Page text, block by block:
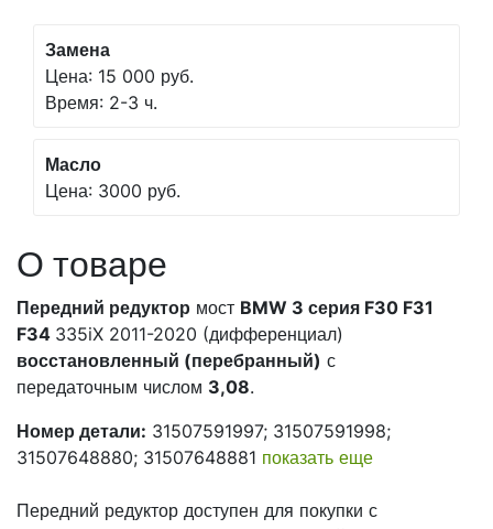
О товаре
Передний редуктор мост BMW 3 серия F30 F31
F34 335iX 2011-2020 (дифференциал)
восстановленный (перебранный) с
передаточным числом 3,08.
Номер детали: 31507591997; 31507591998;
31507648880; 31507648881 показать еще
Передний редуктор доступен для покупки с
Замена
Цена: 15 000 руб.
Время: 2-3 ч.
Масло
Цена: 3000 руб.